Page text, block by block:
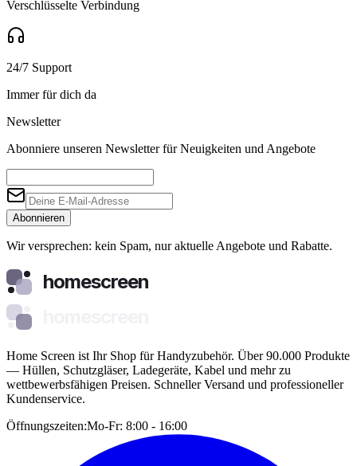
Verschlüsselte Verbindung
24/7 Support
Immer für dich da
Newsletter
Abonniere unseren Newsletter für Neuigkeiten und Angebote
Abonnieren
Wir versprechen: kein Spam, nur aktuelle Angebote und Rabatte.
homescreen
Home Screen ist Ihr Shop für Handyzubehör. Über 90.000 Produkte
— Hüllen, Schutzgläser, Ladegeräte, Kabel und mehr zu
wettbewerbsfähigen Preisen. Schneller Versand und professioneller
Kundenservice.
Öffnungszeiten:Mo-Fr: 8:00 - 16:00